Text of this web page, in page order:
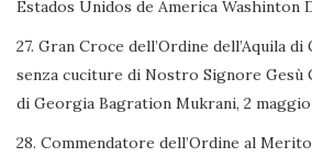
Estados Unidos de America Washinton
27. Gran Croce dell’Ordine dell’Aquila
senza cuciture di Nostro Signore Gesù
di Georgia Bagration Mukrani, 2 maggio
28. Commendatore dell’Ordine al